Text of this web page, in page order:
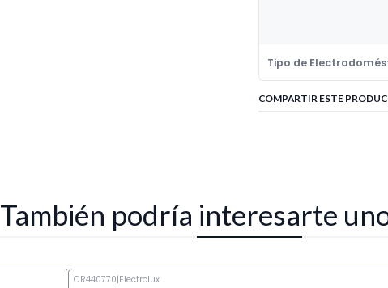
Tipo de
COMPARTIR ESTE
También podría interesarte
CR440770|Electrolux